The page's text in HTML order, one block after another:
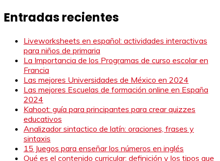
Entradas recientes
Liveworksheets en español: actividades interactivas
para niños de primaria
La Importancia de los Programas de curso escolar en
Francia
Las mejores Universidades de México en 2024
Las mejores Escuelas de formación online en España
2024
Kahoot: guía para principantes para crear quizzes
educativos
Analizador sintactico de latín: oraciones, frases y
sintaxis
15 Juegos para enseñar los números en inglés
Qué es el contenido curricular: definición y los tipos que